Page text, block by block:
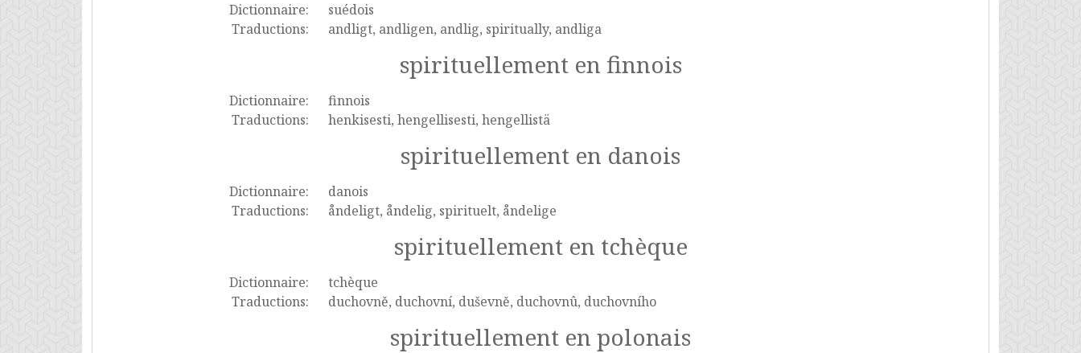
Dictionnaire:
suédois
Traductions:
andligt, andligen, andlig, spiritually, andliga
spirituellement en finnois
Dictionnaire:
finnois
Traductions:
henkisesti, hengellisesti, hengellistä
spirituellement en danois
Dictionnaire:
danois
Traductions:
åndeligt, åndelig, spirituelt, åndelige
spirituellement en tchèque
Dictionnaire:
tchèque
Traductions:
duchovně, duchovní, duševně, duchovnû, duchovního
spirituellement en polonais